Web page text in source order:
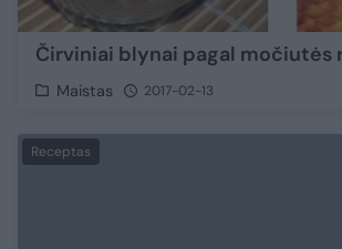
Čirviniai blynai pagal močiutės
Maistas 2017-02-13
Receptas